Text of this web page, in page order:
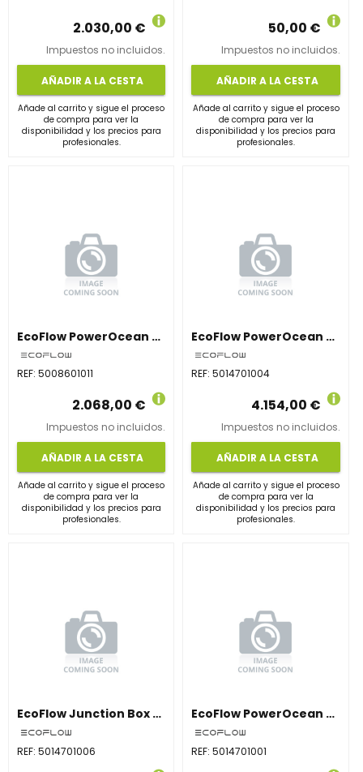
2.030,00 €
Impuestos no incluidos.
AÑADIR A LA CESTA
Añade al carrito y sigue el proceso
de compra para ver la
disponibilidad y los precios para
profesionales.
50,00 €
Impuestos no incluidos.
AÑADIR A LA CESTA
Añade al carrito y sigue el proceso
de compra para ver la
disponibilidad y los precios para
profesionales.
EcoFlow PowerOcean 8kW – Inversor Solar 3 Fases, 2 MPPT, WiFi/LAN y Back-Up
REF: 5008601011
2.068,00 €
Impuestos no incluidos.
AÑADIR A LA CESTA
Añade al carrito y sigue el proceso
de compra para ver la
disponibilidad y los precios para
profesionales.
EcoFlow PowerOcean Plus 29.9kW – Inversor Solar Industrial con 3 MPPT
REF:5014701004
4.154,00 €
Impuestos no incluidos.
AÑADIR A LA CESTA
Añade al carrito y sigue el proceso
de compra para ver la
disponibilidad y los precios para
profesionales.
EcoFlow Junction Box + Base PLUS – Compatible PowerOcean Plus (hasta 15kWh / 3 baterías)
REF: 5014701006
EcoFlow PowerOcean Plus 15kW – Inversor Trifásico, 3 MPPT, WiFi/LAN y Back-Up
REF:5014701001